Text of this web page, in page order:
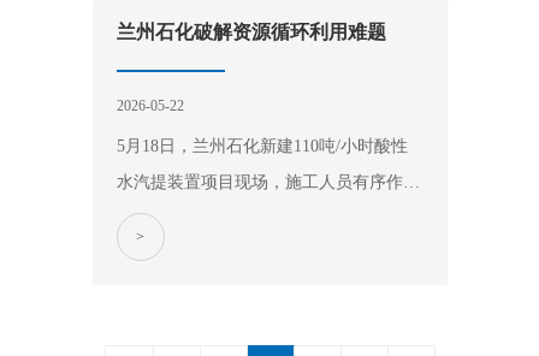
兰州石化破解资源循环利用难题
2026-05-22
5月18日，兰州石化新建110吨/小时酸性
水汽提装置项目现场，施工人员有序作
业。 长期以来，兰州石化现有两套酸性
水汽提装置需以120%负荷运行，才能勉
>